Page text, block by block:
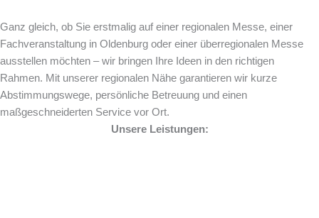
Ganz gleich, ob Sie erstmalig auf einer regionalen Messe, einer
Fachveranstaltung in Oldenburg oder einer überregionalen Messe
ausstellen möchten – wir bringen Ihre Ideen in den richtigen
Rahmen. Mit unserer regionalen Nähe garantieren wir kurze
Abstimmungswege, persönliche Betreuung und einen
maßgeschneiderten Service vor Ort.
Unsere Leistungen: